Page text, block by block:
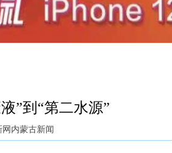
”到“第二水源”
内蒙古新闻